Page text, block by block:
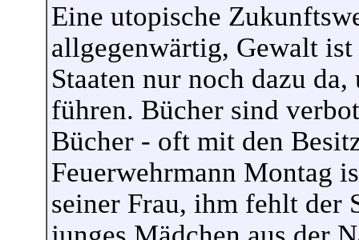
Eine utopische
allgegenwärtig, Gewalt
Staaten nur noch dazu
führen. Bücher sind
Bücher - oft mit den
Feuerwehrmann Montag
seiner Frau, ihm fehlt der